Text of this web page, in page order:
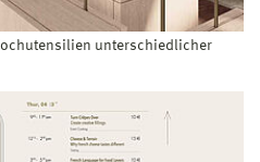
unterschiedlicher